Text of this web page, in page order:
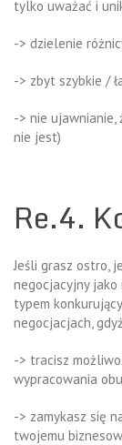
tylko uważać i
-> dzielenie
-> zbyt szybkie /
-> nie
nie jest)
Re.4.
Jeśli grasz ostro,
negocjacyjny
typem
negocjacjach,
-> tracisz
wypracowania
-> zamykasz się
twojemu